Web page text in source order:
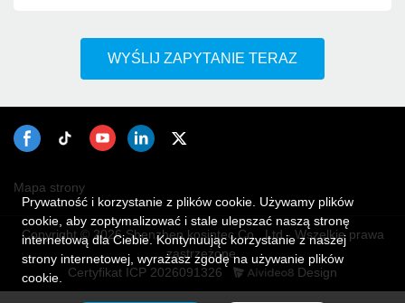
WYŚLIJ ZAPYTANIE TERAZ
Mapa strony
Copyright © 2026 Shenzhen kosintec Co., Ltd - Wszelkie prawa
zastrzeżone.
Certyfikat ICP 2026091326
Design
Prywatność i korzystanie z plików cookie. Używamy plików
cookie, aby zoptymalizować i stale ulepszać naszą stronę
internetową dla Ciebie. Kontynuując korzystanie z naszej
strony internetowej, wyrażasz zgodę na używanie plików
cookie.